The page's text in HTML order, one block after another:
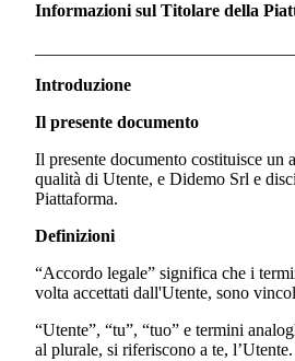
Informazioni sul Titolare della
Introduzione
Il presente documento
Il presente documento costituisce un
qualità di Utente, e Didemo Srl e
Piattaforma.
Definizioni
“Accordo legale” significa che i
volta accettati dall'Utente, sono
“Utente”, “tu”, “tuo” e termini
al plurale, si riferiscono a te, l’Utente.